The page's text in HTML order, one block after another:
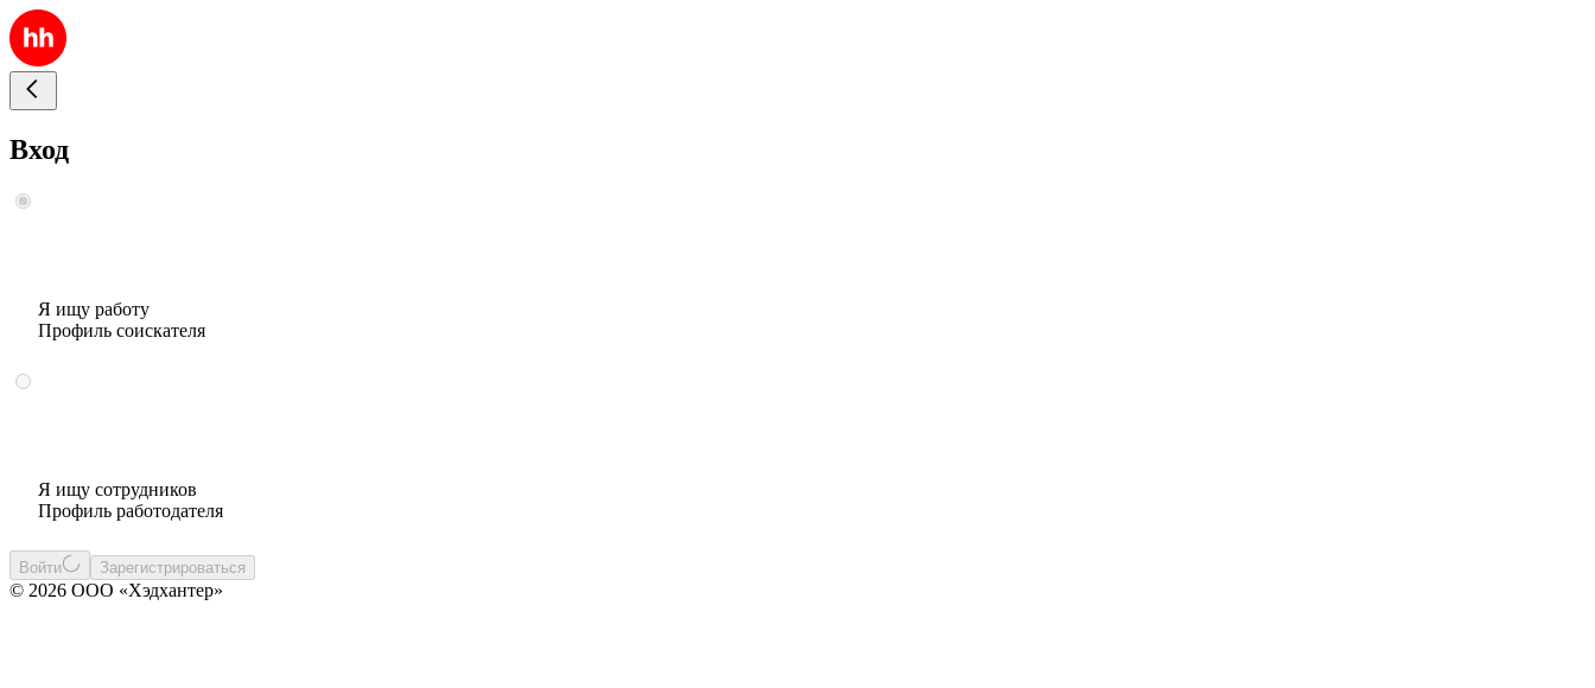
Вход
Я ищу работу
Профиль соискателя
Я ищу сотрудников
Профиль работодателя
Войти Зарегистрироваться
© 2026 ООО «Хэдхантер»